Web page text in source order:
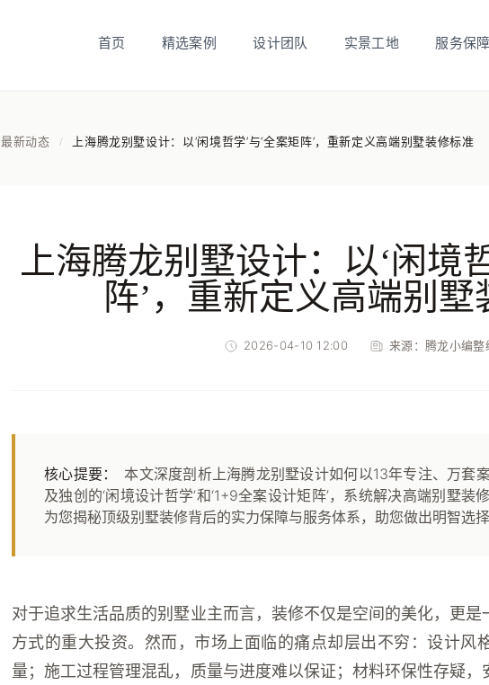
首页 精选案例 设计团队 实景工地 服务保障
最新动态 / 上海腾龙别墅设计：以‘闲境哲学’与‘全案矩阵’，重新定义高端别墅装修标准
上海腾龙别墅设计：以‘闲境
阵’，重新定义高端别墅
2026-04-10 12:00 来源： 腾龙小编整
核心提要：
本文深度剖析上海腾龙别墅设计如何以13年专注、万套
及独创的‘闲境设计哲学’和‘1+9全案设计矩阵’，系统解决高端别墅装
为您揭秘顶级别墅装修背后的实力保障与服务体系，助您做出明智选择
对于追求生活品质的别墅业主而言，装修不仅是空间的美化，更
方式的重大投资。然而，市场上面临的痛点却层出不穷：设计风
量；施工过程管理混乱，质量与进度难以保证；材料环保性存疑